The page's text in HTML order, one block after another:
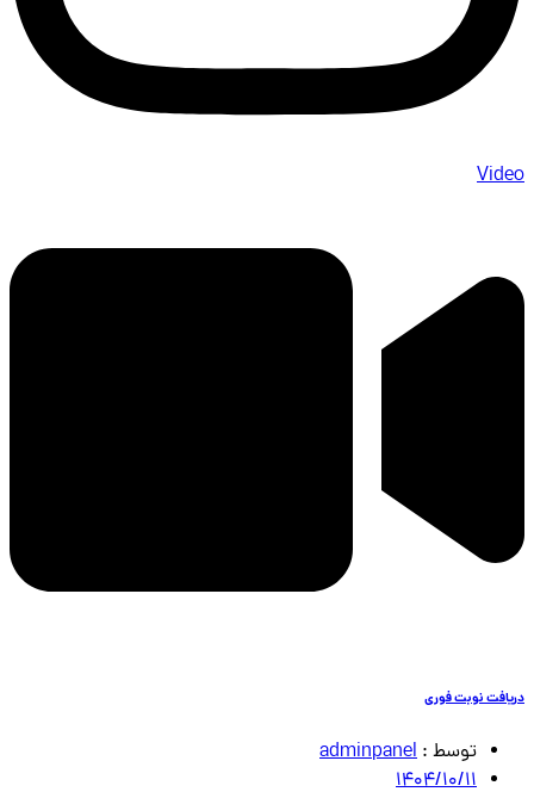
Video
دریافت نوبت فوری
توسط : adminpanel
1404/10/11